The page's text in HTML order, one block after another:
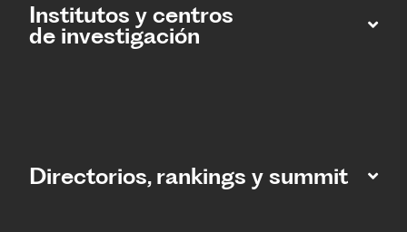
Institutos y centros
de investigación
Directorios, rankings y summit